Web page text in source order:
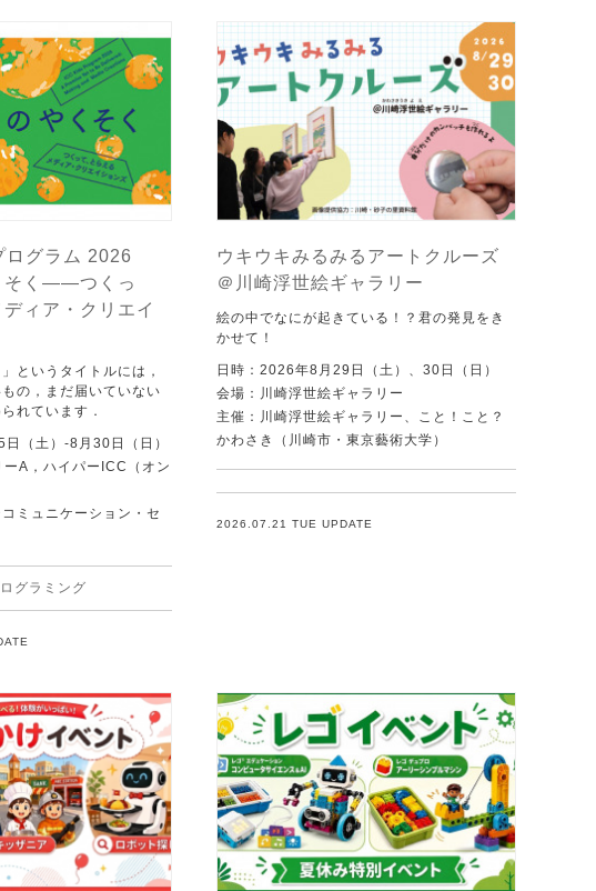
ログラム 2026
そく——つくっ
ィア・クリエイ
というタイトルには，
の，まだ届いていない
れています．
（土）-8月30日（日）
A，ハイパーICC（オン
ミュニケーション・セ
グラミング
ウキウキみるみるアートクルーズ
＠川崎浮世絵ギャラリー
絵の中でなにが起きている！？君の発見をき
かせて！
日時：2026年8月29日（土）、30日（日）
会場：川崎浮世絵ギャラリー
主催：川崎浮世絵ギャラリー、こと！こと？
かわさき（川崎市・東京藝術大学）
2026.07.21 TUE UPDATE